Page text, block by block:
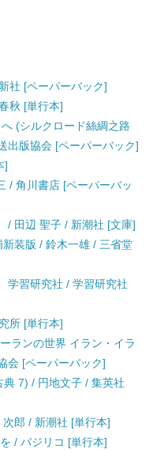
社 [ペーパーバック]
秋 [単行本]
(シルクロード絲綢之路
出版協会 [ペーパーバック]
]
/ 角川書店 [ペーパーバッ
/ 田辺 聖子 / 新潮社 [文庫]
装版 / 鈴木一雄 / 三省堂
学習研究社 / 学習研究社
所 [単行本]
ランの世界 イラン・イラ
会 [ペーパーバック]
7) / 円地文子 / 集英社
郎 / 新潮社 [単行本]
/ バジリコ [単行本]